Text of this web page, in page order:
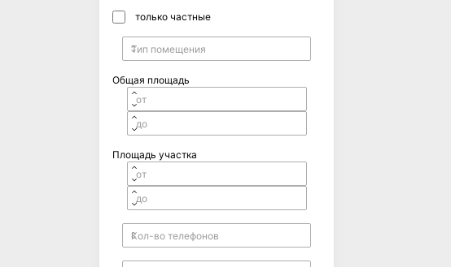
только частные
Общая площадь
Площадь участка